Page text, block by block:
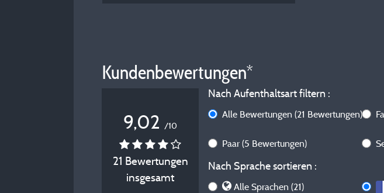
Kundenbewertungen*
9,02 /10
21 Bewertungen
insgesamt
Nach Aufenthaltsart filtern :
Alle Bewertungen (21 Bewertungen)
Paar (5 Bewertungen)
Nach Sprache sortieren :
Alle Sprachen (21)